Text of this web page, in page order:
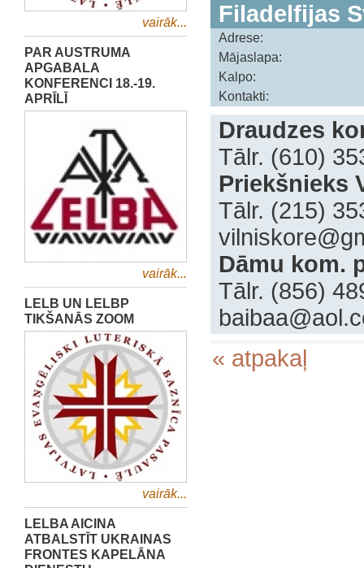
vairāk...
PAR AUSTRUMA
APGABALA
KONFERENCI 18.-19.
APRĪLĪ
vairāk...
LELB UN LELBP
TIKŠANĀS ZOOM
vairāk...
LELBA AICINA
ATBALSTĪT UKRAINAS
FRONTES KAPELĀNA
Filadelfijas
Adrese:
Mājaslapa:
Kalpo:
Kontakti:
Draudzes
Tālr. (610)
Priekšnieks
Tālr. (215)
Dāmu kom.
Tālr. (856)
« atpakaļ